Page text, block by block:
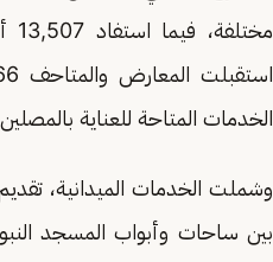
الخدمات المتاحة للعناية